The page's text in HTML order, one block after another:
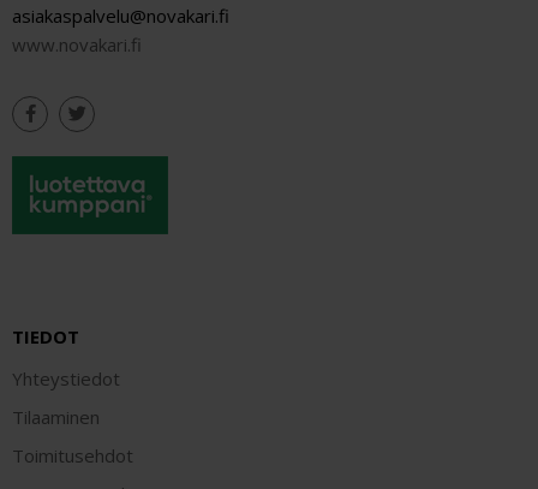
asiakaspalvelu@novakari.fi
www.novakari.fi
TIEDOT
Yhteystiedot
Tilaaminen
Toimitusehdot